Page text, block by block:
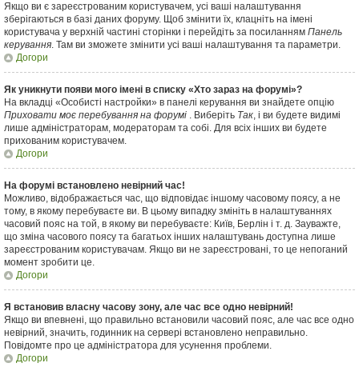
Якщо ви є зареєстрованим користувачем, усі ваші налаштування
зберігаються в базі даних форуму. Щоб змінити їх, клацніть на імені
користувача у верхній частині сторінки і перейдіть за посиланням Панель
керування. Там ви зможете змінити усі ваші налаштування та параметри.
Догори
Як уникнути появи мого імені в списку «Хто зараз на форумі»?
На вкладці «Особисті настройки» в панелі керування ви знайдете опцію
Приховати моє перебування на форумі . Виберіть Так, і ви будете видимі
лише адміністраторам, модераторам та собі. Для всіх інших ви будете
прихованим користувачем.
Догори
На форумі встановлено невірний час!
Можливо, відображається час, що відповідає іншому часовому поясу, а не
тому, в якому перебуваєте ви. В цьому випадку змініть в налаштуваннях
часовий пояс на той, в якому ви перебуваєте: Київ, Берлін і т. д. Зауважте,
що зміна часового поясу та багатьох інших налаштувань доступна лише
зареєстрованим користувачам. Якщо ви не зареєстровані, то це непоганий
момент зробити це.
Догори
Я встановив власну часову зону, але час все одно невірний!
Якщо ви впевнені, що правильно встановили часовий пояс, але час все одно
невірний, значить, годинник на сервері встановлено неправильно.
Повідомте про це адміністратора для усунення проблеми.
Догори